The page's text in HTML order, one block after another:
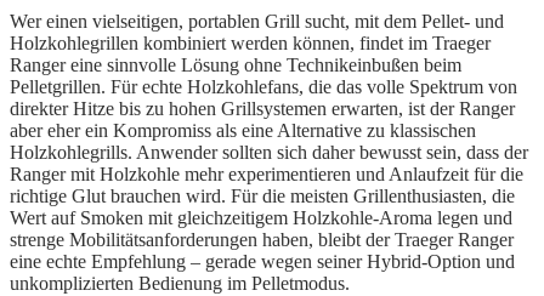
Wer einen vielseitigen, portablen Grill sucht, mit dem Pellet- und
Holzkohlegrillen kombiniert werden können, findet im Traeger
Ranger eine sinnvolle Lösung ohne Technikeinbußen beim
Pelletgrillen. Für echte Holzkohlefans, die das volle Spektrum von
direkter Hitze bis zu hohen Grillsystemen erwarten, ist der Ranger
aber eher ein Kompromiss als eine Alternative zu klassischen
Holzkohlegrills. Anwender sollten sich daher bewusst sein, dass der
Ranger mit Holzkohle mehr experimentieren und Anlaufzeit für die
richtige Glut brauchen wird. Für die meisten Grillenthusiasten, die
Wert auf Smoken mit gleichzeitigem Holzkohle-Aroma legen und
strenge Mobilitätsanforderungen haben, bleibt der Traeger Ranger
eine echte Empfehlung – gerade wegen seiner Hybrid-Option und
unkomplizierten Bedienung im Pelletmodus.